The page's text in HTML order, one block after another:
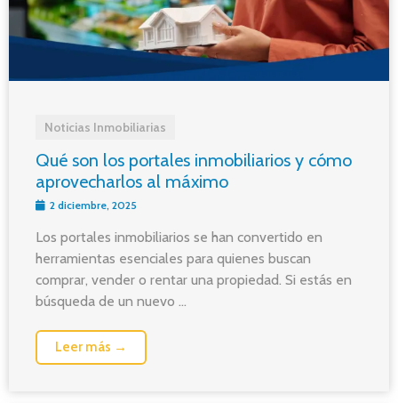
Noticias Inmobiliarias
Qué son los portales inmobiliarios y cómo
aprovecharlos al máximo
2 diciembre, 2025
Los portales inmobiliarios se han convertido en
herramientas esenciales para quienes buscan
comprar, vender o rentar una propiedad. Si estás en
búsqueda de un nuevo ...
Leer más →